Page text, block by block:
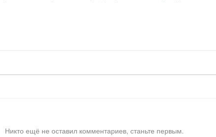
Никто ещё не оставил комментариев, станьте первым.